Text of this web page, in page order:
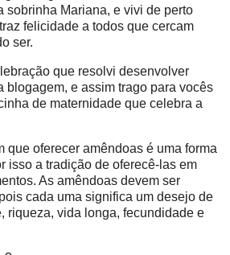
sobrinha Mariana, e vivi de perto
felicidade a todos que cercam
ser.
que resolvi desenvolver
blogagem, e assim trago para vocês
de maternidade que celebra a
que oferecer amêndoas é uma forma
isso a tradição de oferecê-las em
As amêndoas devem ser
cada uma significa um desejo de
riqueza, vida longa, fecundidade e